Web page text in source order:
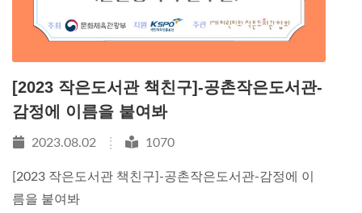
[2023 작은도서관 책친구]-공촌작은도서관-
감정에 이름을 붙여봐
2023.08.02 1070
[2023 작은도서관 책친구]-공촌작은도서관-감정에 이
름을 붙여봐